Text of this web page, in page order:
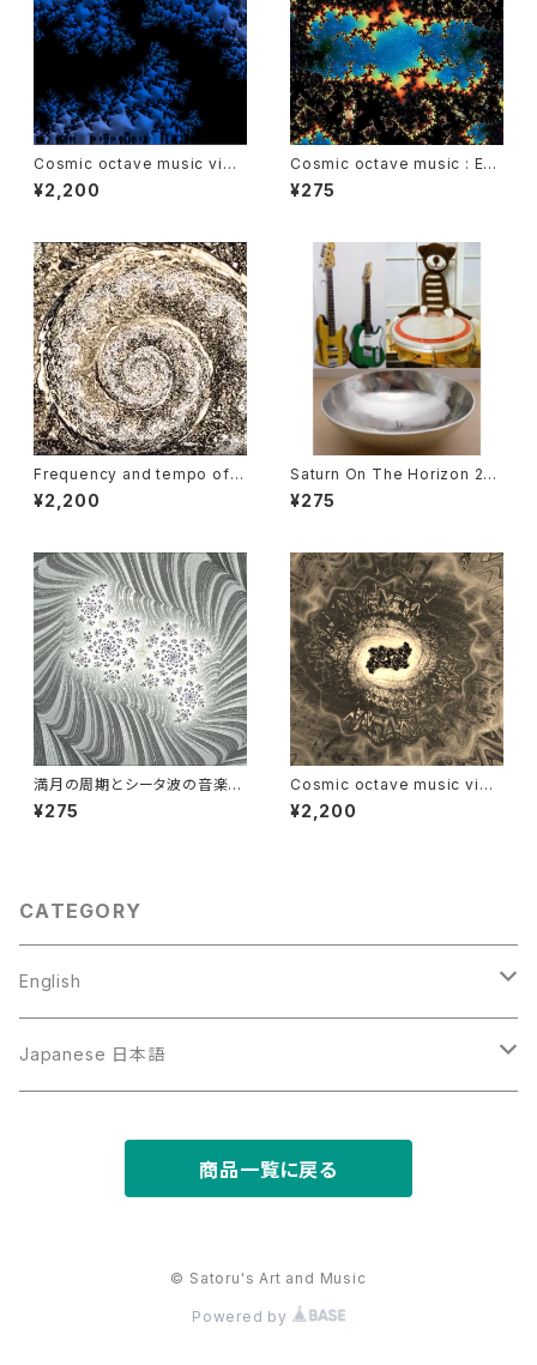
Cosmic octave music vide
o : Bass Duet of Neptune
¥2,200
Cosmic octave music : Ear
th year
¥275
Frequency and tempo of t
he moon and rhythm of Fib
onacci
¥2,200
Saturn On The Horizon 201
70807 .mp3
¥275
満月の周期とシータ波の音楽
（音楽のみ）
¥275
Cosmic octave music vide
o : Saturn
¥2,200
CATEGORY
English
Art
Japanese 日本語
商品一覧に戻る
© Satoru's Art and Music
Powered by